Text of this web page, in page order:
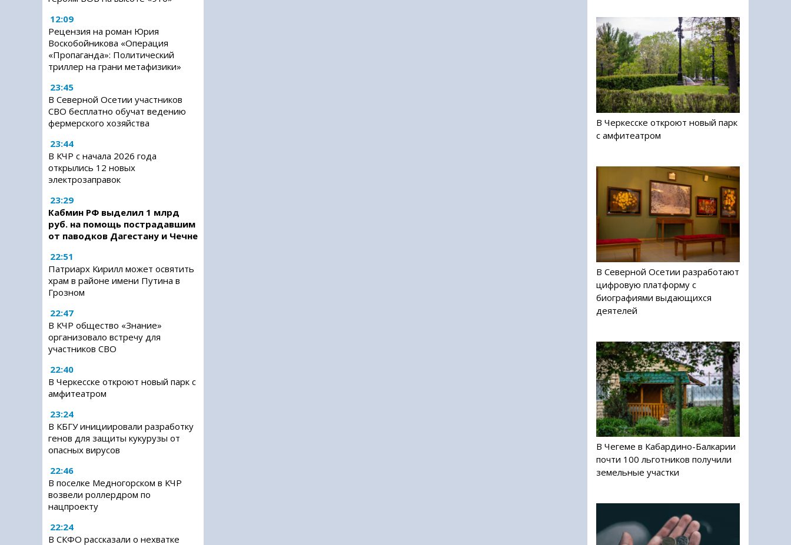
12:09
Рецензия на роман Юрия
Воскобойникова «Операция
«Пропаганда»: Политический
триллер на грани метафизики»
23:45
В Северной Осетии участников
СВО бесплатно обучат ведению
фермерского хозяйства
23:44
В КЧР с начала 2026 года
открылись 12 новых
электрозаправок
23:29
Кабмин РФ выделил 1 млрд
руб. на помощь пострадавшим
от паводков Дагестану и Чечне
22:51
Патриарх Кирилл может освятить
храм в районе имени Путина в
Грозном
22:47
В КЧР общество «Знание»
организовало встречу для
участников СВО
22:40
В Черкесске откроют новый парк с
амфитеатром
23:24
В КБГУ инициировали разработку
генов для защиты кукурузы от
опасных вирусов
22:46
В поселке Медногорском в КЧР
возвели роллердром по
нацпроекту
22:24
В СКФО рассказали о нехватке
В Черкесске откроют новый парк
с амфитеатром
В Северной Осетии разработают
цифровую платформу с
биографиями выдающихся
деятелей
В Чегеме в Кабардино-Балкарии
почти 100 льготников получили
земельные участки